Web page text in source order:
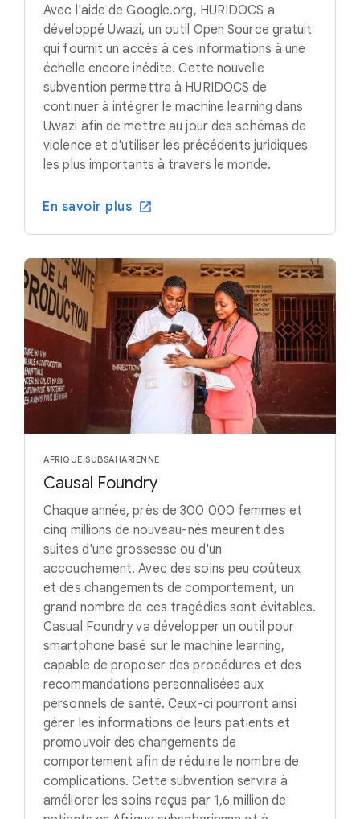
Avec l'aide de Google.org, HURIDOCS a
développé Uwazi, un outil Open Source gratuit
qui fournit un accès à ces informations à une
échelle encore inédite. Cette nouvelle
subvention permettra à HURIDOCS de
continuer à intégrer le machine learning dans
Uwazi afin de mettre au jour des schémas de
violence et d'utiliser les précédents juridiques
les plus importants à travers le monde.
En savoir plus
AFRIQUE SUBSAHARIENNE
Causal Foundry
Chaque année, près de 300 000 femmes et
cinq millions de nouveau-nés meurent des
suites d'une grossesse ou d'un
accouchement. Avec des soins peu coûteux
et des changements de comportement, un
grand nombre de ces tragédies sont évitables.
Casual Foundry va développer un outil pour
smartphone basé sur le machine learning,
capable de proposer des procédures et des
recommandations personnalisées aux
personnels de santé. Ceux-ci pourront ainsi
gérer les informations de leurs patients et
promouvoir des changements de
comportement afin de réduire le nombre de
complications. Cette subvention servira à
améliorer les soins reçus par 1,6 million de